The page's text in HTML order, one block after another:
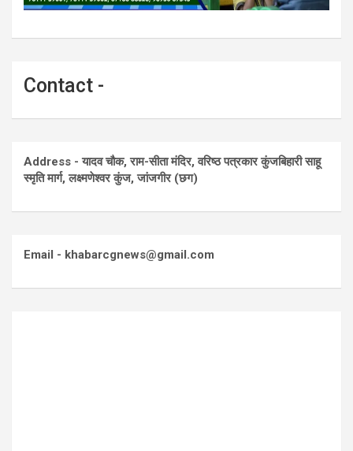
Contact -
Address - यादव चौक, राम-सीता मंदिर, वरिष्ठ पत्रकार कुंजबिहारी साहू
स्मृति मार्ग, लक्ष्मणेश्वर कुंज, जांजगीर (छग)
Email - khabarcgnews@gmail.com